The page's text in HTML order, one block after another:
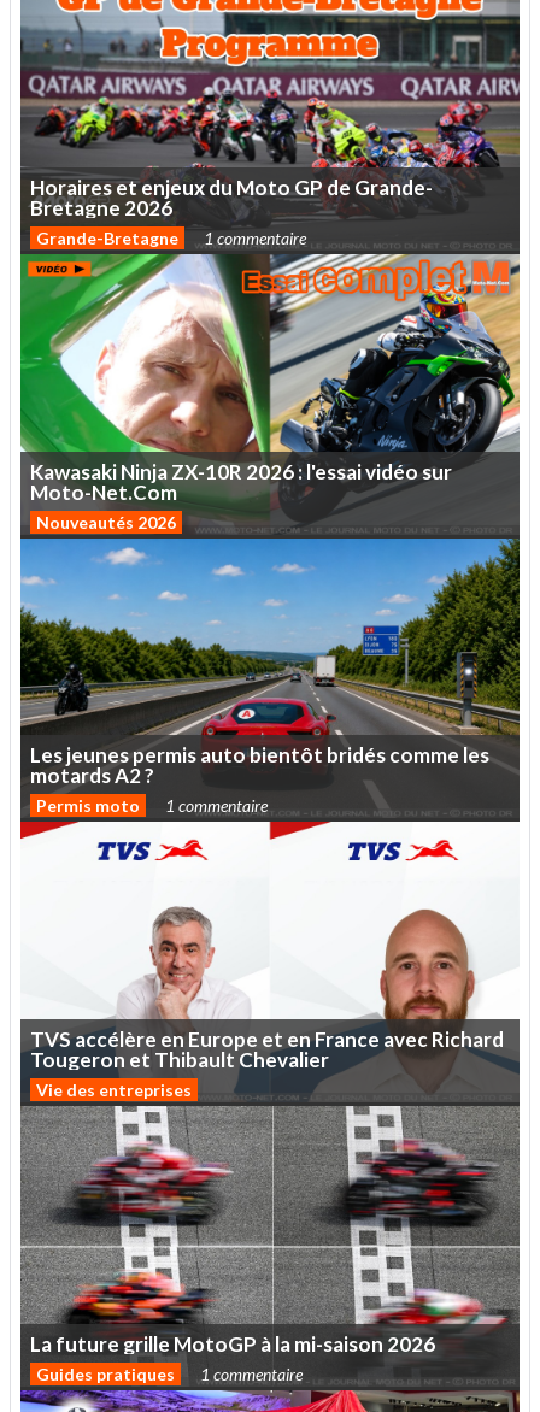
HorairesetenjeuxduMotoGPdeGrande-
Bretagne 2026
Grande-Bretagne 1 commentaire
KawasakiNinjaZX-10R2026:l'essaividéosur
Moto-Net.Com
Nouveautés 2026
Lesjeunespermisautobientôt bridéscommeles
motardsA2?
Permis moto 1 commentaire
TVSaccélère enEurope et enFrance avecRichard
Tougeron et Thibault Chevalier
Vie des entreprises
Lafuturegrille MotoGP àlami-saison 2026
Guides pratiques 1 commentaire